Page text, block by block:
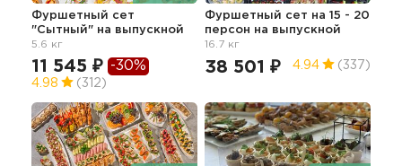
Фуршетный сет
"Сытный" на выпускной
5.6 кг
11 545 ₽ -30%
4.98 (312)
Фуршетный сет на 15 - 20
персон на выпускной
16.7 кг
38 501 ₽ 4.94 (337)